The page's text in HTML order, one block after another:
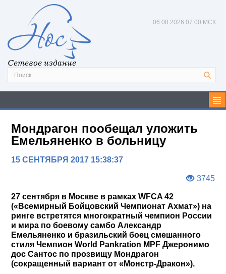
Сетевое издание
06.08.2026 07:00 МСК
Мондрагон пообещал уложить
Емельяненко в больницу
15 СЕНТЯБРЯ 2017 15:38:37
3745
27 сентября в Москве в рамках WFCA 42
(«Всемирный Бойцовский Чемпионат Ахмат») на
ринге встретятся многократный чемпион России
и мира по боевому самбо Александр
Емельяненко и бразильский боец смешанного
стиля Чемпион World Pankration MPF Джеронимо
дос Сантос по прозвищу Мондрагон
(сокращенный вариант от «Монстр-Дракон»).